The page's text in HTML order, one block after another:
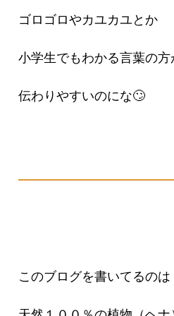
ゴロゴロやカユカユとか
小学生でもわかる言葉の方
伝わりやすいのにな🙄
このブログを書いてるのは